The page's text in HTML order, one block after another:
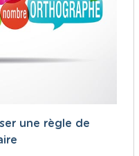
une règle de